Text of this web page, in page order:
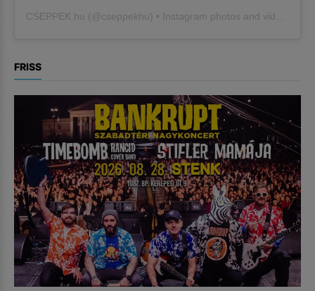
CSEPPEK.hu (@cseppekhu ) • Instagram photos and videos
FRISS